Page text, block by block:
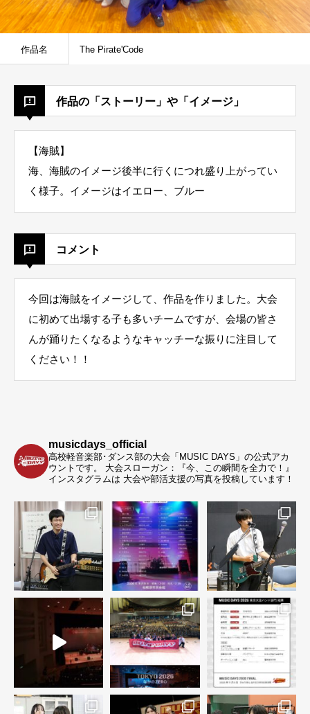
作品名 The Pirate'Code
作品の「ストーリー」や「イメージ」
【海賊】
海、海賊のイメージ後半に行くにつれ盛り上がってい
く様子。イメージはイエロー、ブルー
コメント
今回は海賊をイメージして、作品を作りました。大会
に初めて出場する子も多いチームですが、会場の皆さ
んが踊りたくなるようなキャッチーな振りに注目して
ください！！
musicdays_official
高校軽音楽部･ダンス部の大会「MUSIC DAYS」の公式アカ
ウントです。
大会スローガン：『今、この瞬間を全力で！』
インスタグラムは 大会や部活支援の写真を投稿しています！